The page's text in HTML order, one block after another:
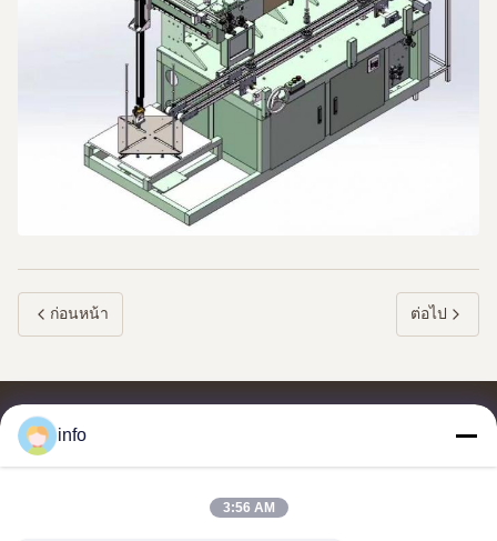
ก่อนหน้า ต่อไป
info
3:56 AM